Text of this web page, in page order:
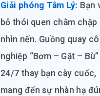
Giải phóng Tâm Lý: Bạn
bỏ thói quen chằm chập
nhìn nến. Guồng quay
nghiệp “Bơm – Gặt – Bù”
24/7 thay bạn cày cuốc,
mang đến sự nhàn hạ